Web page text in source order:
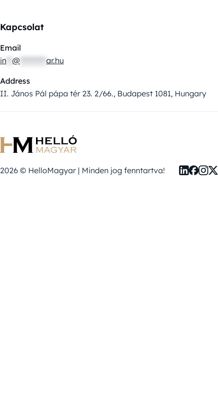
Kapcsolat
Email
in @ ar.hu
Address
II. János Pál pápa tér 23. 2/66., Budapest 1081, Hungary
2026 © HelloMagyar | Minden jog fenntartva!